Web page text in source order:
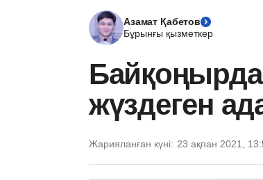
Азамат Қабетов
Бұрынғы қызметкер
жүздеген
Жарияланған күні: 23 ақпан 2021,